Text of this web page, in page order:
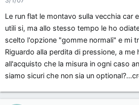
Le run flat le montavo sulla vecchia car
utili si, ma allo stesso tempo le ho
scelto l'opzione "gomme normali" e mi
Riguardo alla perdita di pressione, a me
all'acquisto che la misura in ogni caso
siamo sicuri che non sia un